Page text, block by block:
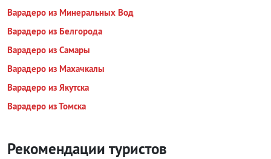
Варадеро из Минеральных Вод
Варадеро из Белгорода
Варадеро из Самары
Варадеро из Махачкалы
Варадеро из Якутска
Варадеро из Томска
Рекомендации туристов